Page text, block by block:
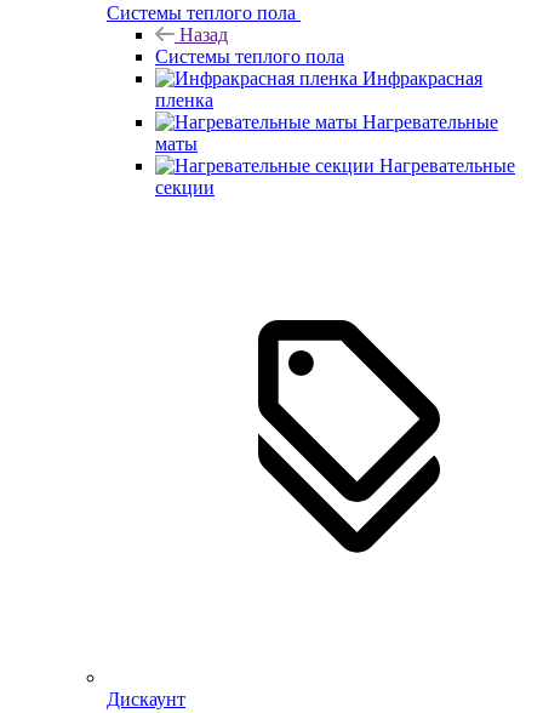
Системы теплого пола
Назад
Системы теплого пола
Инфракрасная
пленка
Нагревательные
маты
Нагревательные
секции
Дискаунт